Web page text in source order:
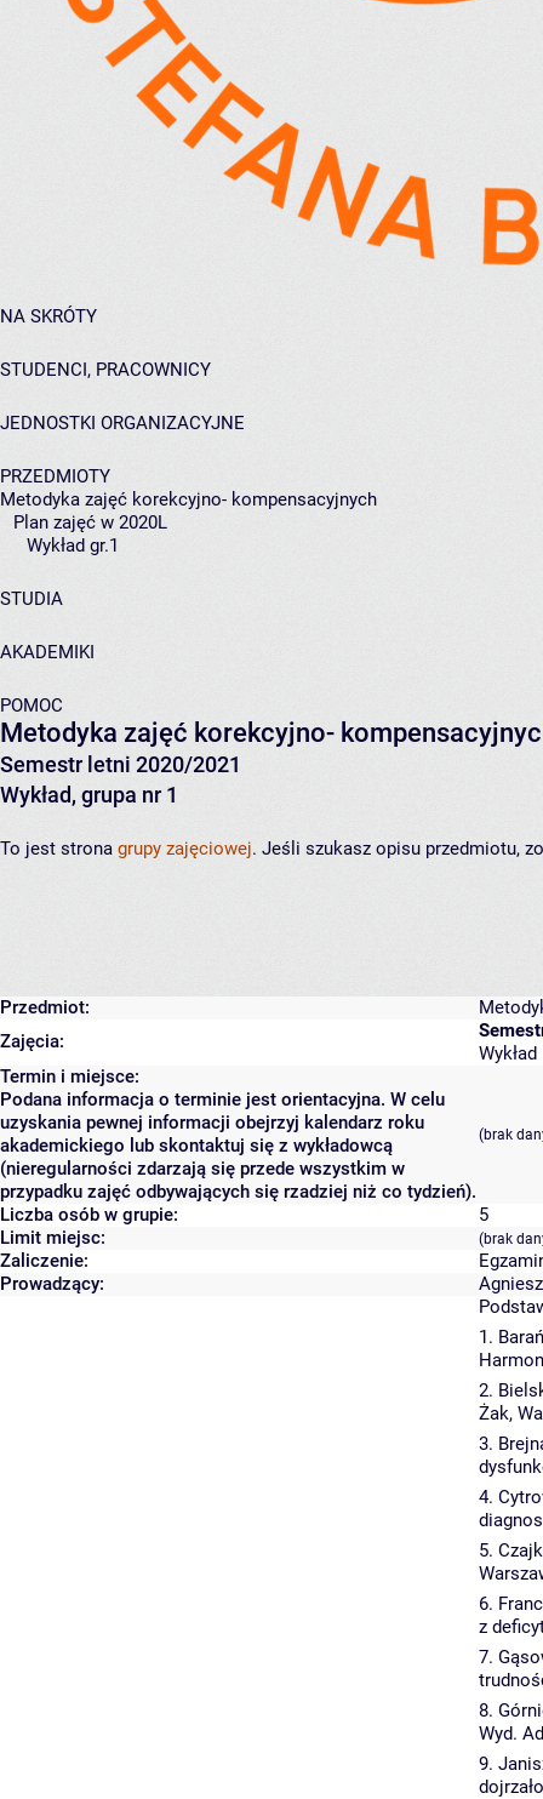
NA SKRÓTY
STUDENCI, PRACOWNICY
JEDNOSTKI ORGANIZACYJNE
PRZEDMIOTY
Metodyka zajęć korekcyjno- kompensacyjnych
Plan zajęć w 2020L
Wykład gr.1
STUDIA
AKADEMIKI
POMOC
Metodyka zajęć korekcyjno-
Semestr letni 2020/2021
Wykład, grupa nr 1
To jest strona grupy zajęciowej. Jeśli szukasz opisu przedmiotu,
Przedmiot:
Zajęcia:
Termin i miejsce:
Podana informacja o terminie jest orientacyjna. W celu
uzyskania pewnej informacji obejrzyj kalendarz roku
akademickiego lub skontaktuj się z wykładowcą
(nieregularności zdarzają się przede wszystkim w
przypadku zajęć odbywających się rzadziej niż co tydzień).
(brak
Liczba osób w grupie:
5
Limit miejsc:
(brak
Zaliczenie:
Prowadzący:
1.
2.
Żak,
3.
4.
5.
6.
z
7.
8.
Wyd.
9.